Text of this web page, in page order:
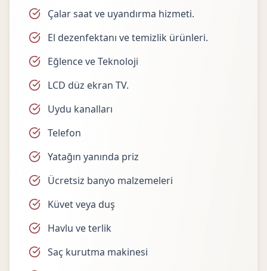
Çalar saat ve uyandırma hizmeti.
El dezenfektanı ve temizlik ürünleri.
Eğlence ve Teknoloji
LCD düz ekran TV.
Uydu kanalları
Telefon
Yatağın yanında priz
Ücretsiz banyo malzemeleri
Küvet veya duş
Havlu ve terlik
Saç kurutma makinesi